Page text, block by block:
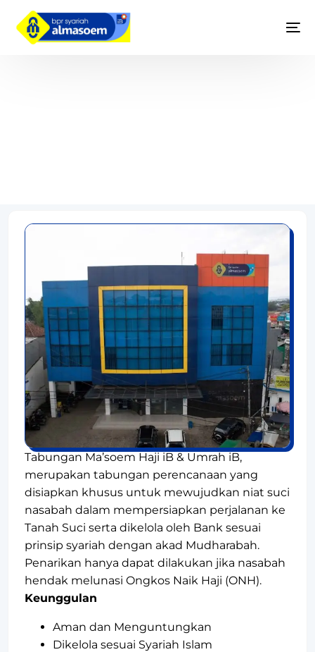
Tabungan Ma’soem Haji iB & Umrah iB,
merupakan tabungan perencanaan yang
disiapkan khusus untuk mewujudkan niat suci
nasabah dalam mempersiapkan perjalanan ke
Tanah Suci serta dikelola oleh Bank sesuai
prinsip syariah dengan akad Mudharabah.
Penarikan hanya dapat dilakukan jika nasabah
hendak melunasi Ongkos Naik Haji (ONH).
Keunggulan
Aman dan Menguntungkan
Dikelola sesuai Syariah Islam